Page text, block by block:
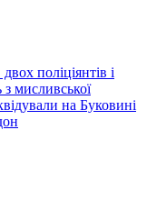
поліціянтів і
мисливської
на Буковині